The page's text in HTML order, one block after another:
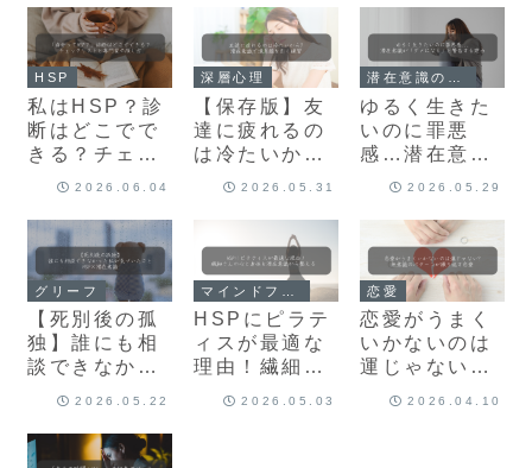
も！？
解説！
HSP
私はHSP？診
断はどこでで
きる？チェッ
クリストと専
2026.06.04
深層心理
【保存版】友
達に疲れるの
は冷たいか
ら?潜在意識
く練習
2026.05.31
ゆるく生きた
いのに罪悪
感…潜在意識
が「ダメにな
る理由
2026.05.29
グリーフ
【死別後の孤
独】誰にも相
談できなかっ
HSP×潜在意
識
2026.05.22
HSPにピラテ
ィスが最適な
理由！繊細さ
2026.05.03
恋愛
恋愛がうまく
いかないのは
運じゃない?
2026.04.10